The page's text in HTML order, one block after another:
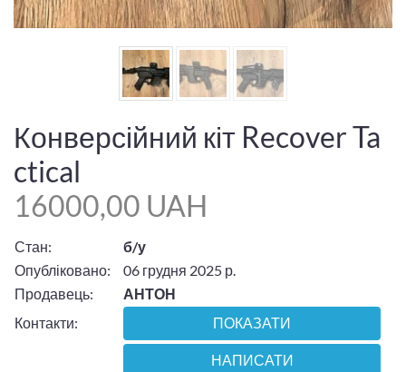
Конверсійний кіт Recover Ta
ctical
16000,00 UAH
Стан:
б/у
Опубліковано:
06 грудня 2025 р.
Продавець:
АНТОН
Контакти:
ПОКАЗАТИ
НАПИСАТИ